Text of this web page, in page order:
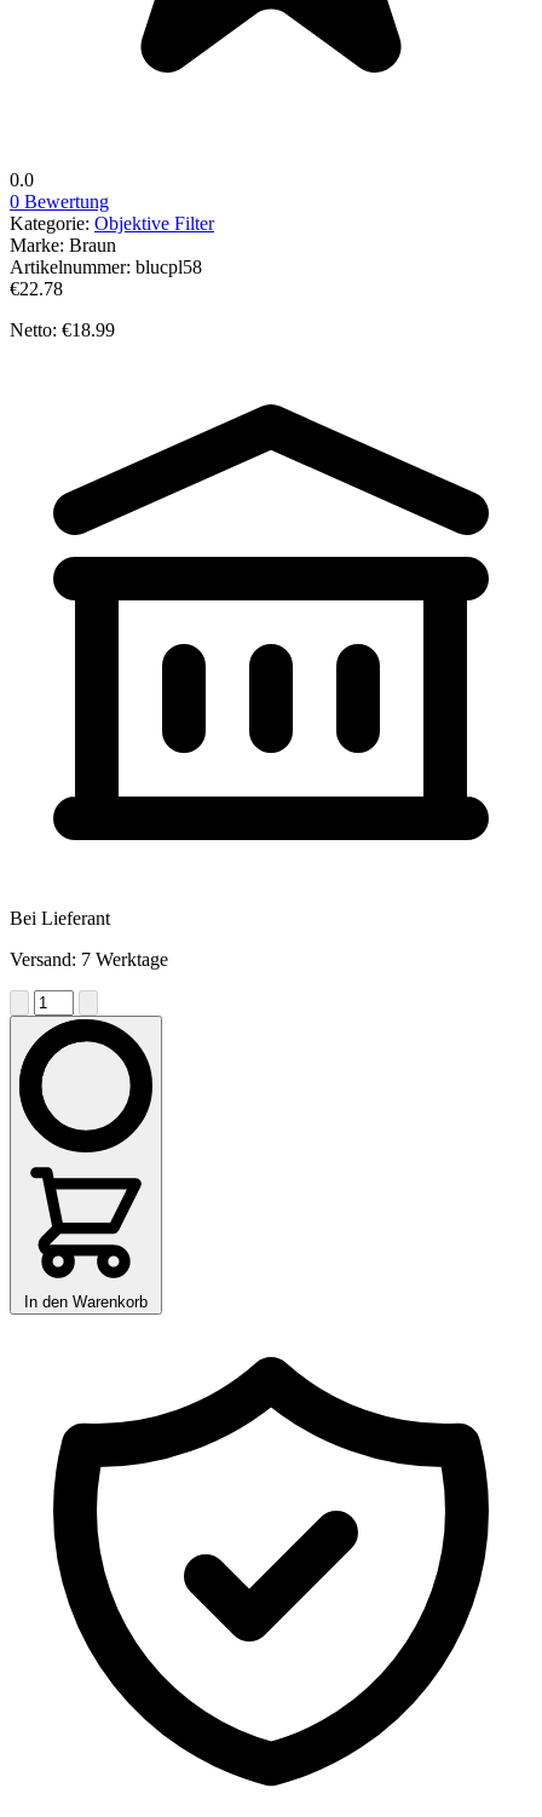
0.0
0 Bewertung
Kategorie: Objektive Filter
Marke: Braun
Artikelnummer: blucpl58
€22.78
Netto: €18.99
Bei Lieferant
Versand: 7 Werktage
In den Warenkorb